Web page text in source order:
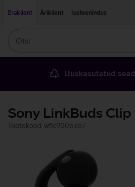
Eraklient
Äriklient Iseteenindus
Uuskasutatud
Sony LinkBuds Clip
Tootekood: wflc900b.ce7